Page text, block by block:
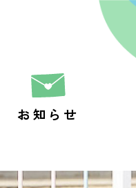
お知らせ